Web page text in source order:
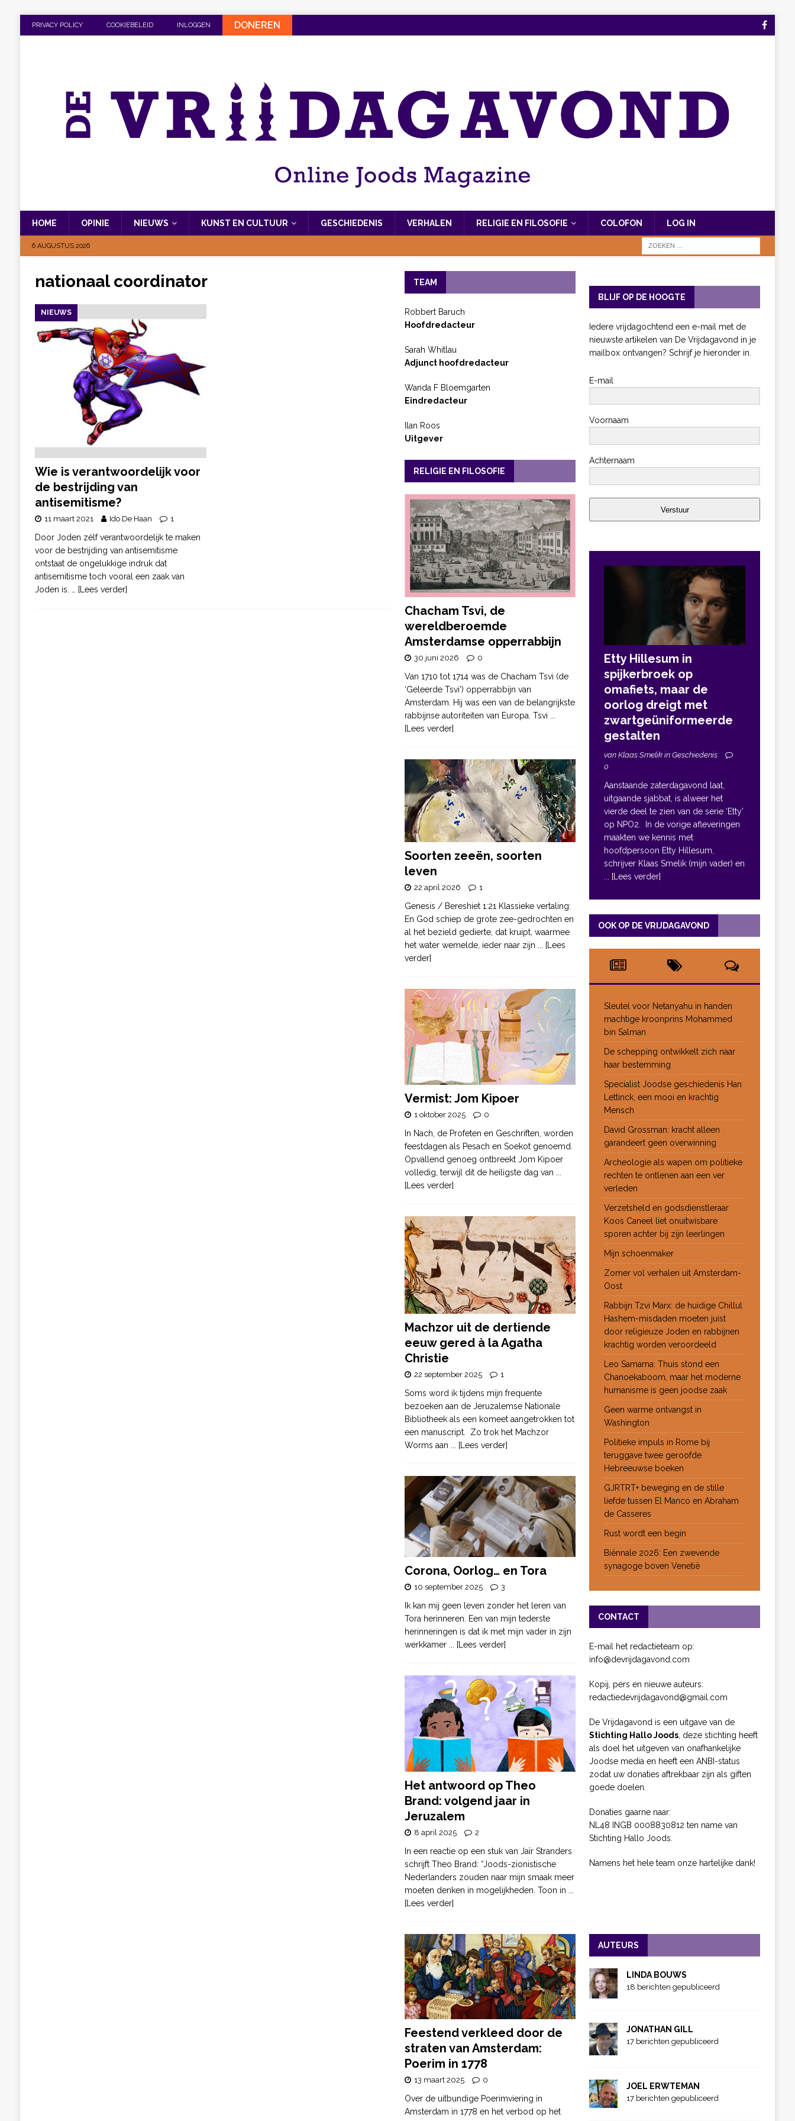
PRIVACY POLICY COOKIEBELEID INLOGGEN DONEREN
HOME OPINIE NIEUWS KUNST EN CULTUUR GESCHIEDENIS VERHALEN RELIGIE EN FILOSOFIE COLOFON LOG IN
6 AUGUSTUS 2026
nationaal coordinator
NIEUWS
Wie is verantwoordelijk voor
de bestrijding van
antisemitisme?
11 maart 2021 Ido De Haan 1
Door Joden zélf verantwoordelijk te maken
voor de bestrijding van antisemitisme
ontstaat de ongelukkige indruk dat
antisemitisme toch vooral een zaak van
Joden is.
… [Lees verder]
TEAM
Robbert Baruch
Hoofdredacteur
Sarah Whitlau
Adjunct hoofdredacteur
Wanda F Bloemgarten
Eindredacteur
Ilan Roos
Uitgever
RELIGIE EN FILOSOFIE
Chacham Tsvi, de
wereldberoemde
Amsterdamse opperrabbijn
30 juni 2026 0
Van 1710 tot 1714 was de Chacham Tsvi (de
‘Geleerde Tsvi’) opperrabbijn van
Amsterdam. Hij was een van de belangrijkste
rabbijnse autoriteiten van Europa. Tsvi
[Lees verder]
Soorten zeeën, soorten
leven
22 april 2026 1
Genesis / Bereshiet 1:21 Klassieke vertaling:
En God schiep de grote zee-gedrochten en
al het bezield gedierte, dat kruipt, waarmee
het water wemelde, ieder naar zijn ... [Lees
verder]
Vermist: Jom Kipoer
1 oktober 2025 0
In Nach, de Profeten en Geschriften, worden
feestdagen als Pesach en Soekot genoemd.
Opvallend genoeg ontbreekt Jom Kipoer
volledig, terwijl dit de heiligste dag van
[Lees verder]
Machzor uit de dertiende
eeuw gered à la Agatha
Christie
22 september 2025 1
Soms word ik tijdens mijn frequente
bezoeken aan de Jeruzalemse Nationale
Bibliotheek als een komeet aangetrokken tot
een manuscript. Zo trok het Machzor
Worms aan ... [Lees verder]
Corona, Oorlog… en Tora
10 september 2025 3
Ik kan mij geen leven zonder het leren van
Tora herinneren. Een van mijn tederste
herinneringen is dat ik met mijn vader in zijn
werkkamer ... [Lees verder]
Het antwoord op Theo
Brand: volgend jaar in
Jeruzalem
8 april 2025 2
In een reactie op een stuk van Jaïr Stranders
schrijft Theo Brand: “Joods-zionistische
Nederlanders zouden naar mijn smaak meer
moeten denken in mogelijkheden. Toon in
[Lees verder]
Feestend verkleed door de
straten van Amsterdam:
Poerim in 1778
13 maart 2025 0
Over de uitbundige Poerimviering in
Amsterdam in 1778 en het verbod op het
BLIJF OP DE HOOGTE
Iedere vrijdagochtend een e-mail met de
nieuwste artikelen van De Vrijdagavond in je
mailbox ontvangen? Schrijf je hieronder in.
E-mail
Voornaam
Achternaam
Verstuur
Etty Hillesum in
spijkerbroek op
omafiets, maar de
oorlog dreigt met
zwartgeüniformeerde
gestalten
van Klaas Smelik in Geschiedenis
0
Aanstaande zaterdagavond laat,
uitgaande sjabbat, is alweer het
vierde deel te zien van de serie ‘Etty’
op NPO2. In de vorige afleveringen
maakten we kennis met
hoofdpersoon Etty Hillesum,
schrijver Klaas Smelik (mijn vader) en
... [Lees verder]
OOK OP DE VRIJDAGAVOND
Sleutel voor Netanyahu in handen
machtige kroonprins Mohammed
bin Salman
De schepping ontwikkelt zich naar
haar bestemming
Specialist Joodse geschiedenis Han
Lettinck, een mooi en krachtig
Mensch
David Grossman: kracht alleen
garandeert geen overwinning
Archeologie als wapen om politieke
rechten te ontlenen aan een ver
verleden
Verzetsheld en godsdienstleraar
Koos Caneel liet onuitwisbare
sporen achter bij zijn leerlingen
Mijn schoenmaker
Zomer vol verhalen uit Amsterdam-
Oost
Rabbijn Tzvi Marx: de huidige Chillul
Hashem-misdaden moeten juist
door religieuze Joden en rabbijnen
krachtig worden veroordeeld
Leo Samama: Thuis stond een
Chanoekaboom, maar het moderne
humanisme is geen joodse zaak
Geen warme ontvangst in
Washington
Politieke impuls in Rome bij
teruggave twee geroofde
Hebreeuwse boeken
GJRTRT+ beweging en de stille
liefde tussen El Manco en Abraham
de Casseres
Rust wordt een begin
Biënnale 2026: Een zwevende
synagoge boven Venetië
CONTACT
E-mail het redactieteam op:
info@devrijdagavond.com
Kopij, pers en nieuwe auteurs:
redactiedevrijdagavond@gmail.com
De Vrijdagavond is een uitgave van de
Stichting Hallo Joods, deze stichting heeft
als doel het uitgeven van onafhankelijke
Joodse media en heeft een ANBI-status
zodat uw donaties aftrekbaar zijn als giften
goede doelen.
Donaties gaarne naar:
NL48 INGB 0008830812 ten name van
Stichting Hallo Joods.
Namens het hele team onze hartelijke dank!
AUTEURS
LINDA BOUWS
18 berichten gepubliceerd
JONATHAN GILL
17 berichten gepubliceerd
JOEL ERWTEMAN
17 berichten gepubliceerd